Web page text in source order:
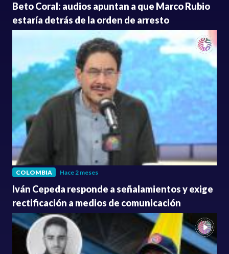
Beto Coral: audios apuntan a que Marco Rubio
estaría detrás de la orden de arresto
COLOMBIA Hace 2 meses
Iván Cepeda responde a señalamientos y exige
rectificación a medios de comunicación